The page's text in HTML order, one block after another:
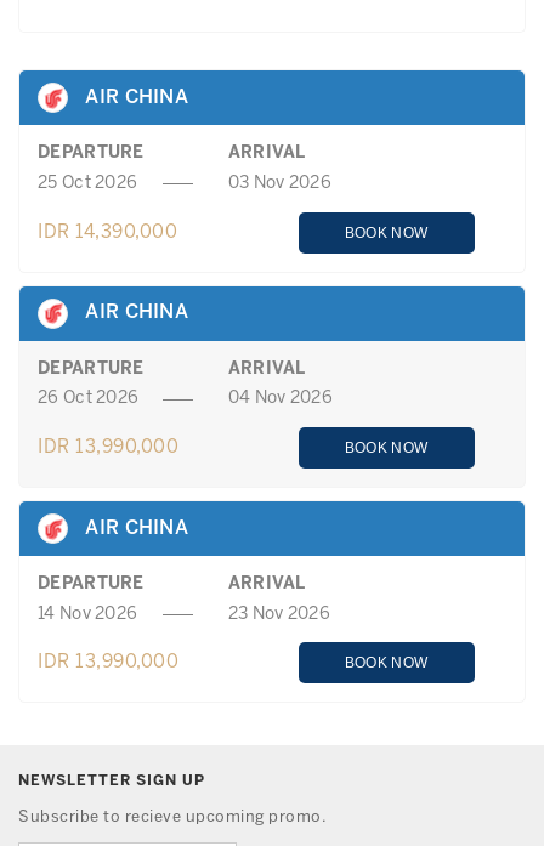
AIR CHINA
DEPARTURE
ARRIVAL
25 Oct 2026
03 Nov 2026
IDR 14,390,000 BOOK NOW
AIR CHINA
DEPARTURE
ARRIVAL
26 Oct 2026
04 Nov 2026
IDR 13,990,000 BOOK NOW
AIR CHINA
DEPARTURE
ARRIVAL
14 Nov 2026
23 Nov 2026
IDR 13,990,000 BOOK NOW
NEWSLETTER SIGN UP
Subscribe to recieve upcoming promo.